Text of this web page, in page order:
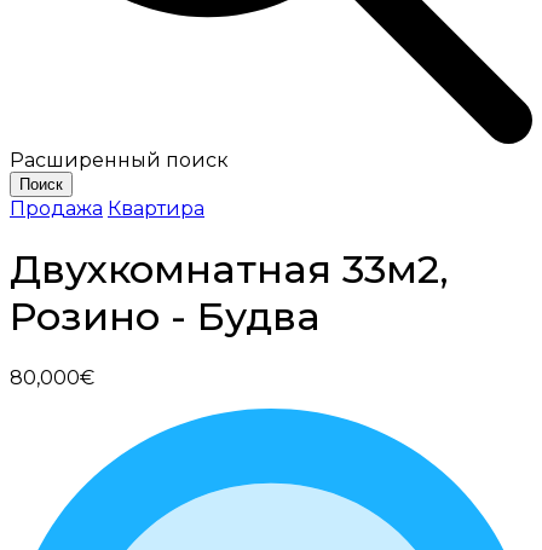
Расширенный поиск
Поиск
Продажа Квартира
Двухкомнатная 33м2,
Розино - Будва
80,000€